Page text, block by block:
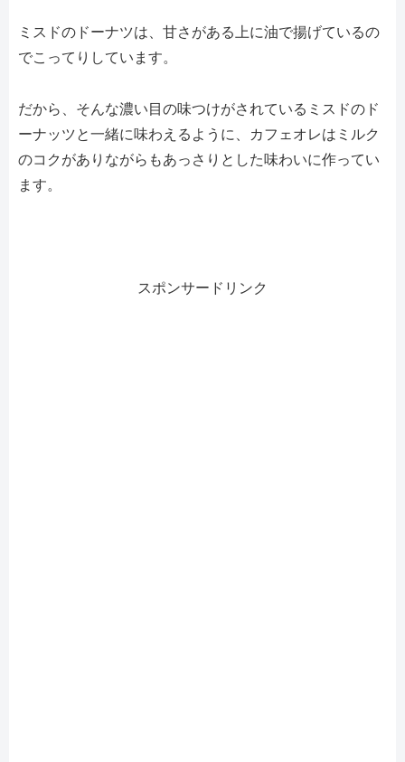
ミスドのドーナツは、甘さがある上に油で揚げているの
でこってりしています。
だから、そんな濃い目の味つけがされているミスドのド
ーナッツと一緒に味わえるように、カフェオレはミルク
のコクがありながらもあっさりとした味わいに作ってい
ます。
スポンサードリンク